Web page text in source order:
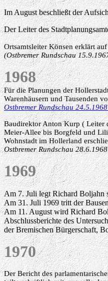
Im August beschließt der
Der Leiter des
Ortsamtsleiter Könsen erklärt
(Ostbremer Rundschau
1968
Für die Planungen der
Warenhäusern und Tausenden
Ostbremer Rundschau 24.5.1968
Baudirektor Anton Kurp ( Leiter
Meier-Allee bis Borgfeld und
Wohnstadt im Hollerland
Ostbremer Rundschau 28.6.1968
1969
Am 7. Juli legt Richard Boljahn
Am 31. Juli 1969tritt der
Am 11. August wird Richard
Abschlussberichte des
der Bremischen Bürgerschaft,
1970
Der Bericht des